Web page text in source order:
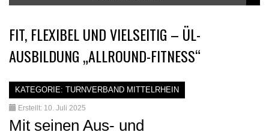
FIT, FLEXIBEL UND VIELSEITIG – ÜL-
AUSBILDUNG „ALLROUND-FITNESS“
KATEGORIE: TURNVERBAND MITTELRHEIN
Erstellt: 10. Juli 2025
Mit seinen Aus- und